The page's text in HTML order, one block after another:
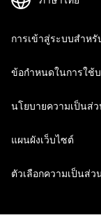
การเข้าสู่ระบบสำห
ข้อกำหนดในการใช้
นโยบายความเป็นส่
แผนผังเว็บไซต์
ตัวเลือกความเป็นส่